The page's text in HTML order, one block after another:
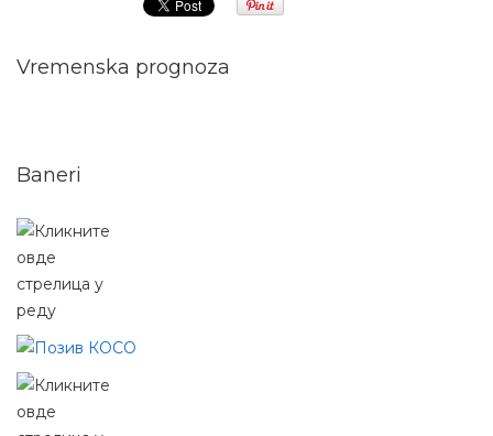
Vremenska prognoza
Baneri